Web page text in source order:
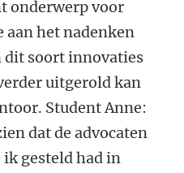
onderwerp voor
aan het nadenken
dit soort innovaties
uitgerold kan
Student Anne:
dat de advocaten
ik gesteld had in